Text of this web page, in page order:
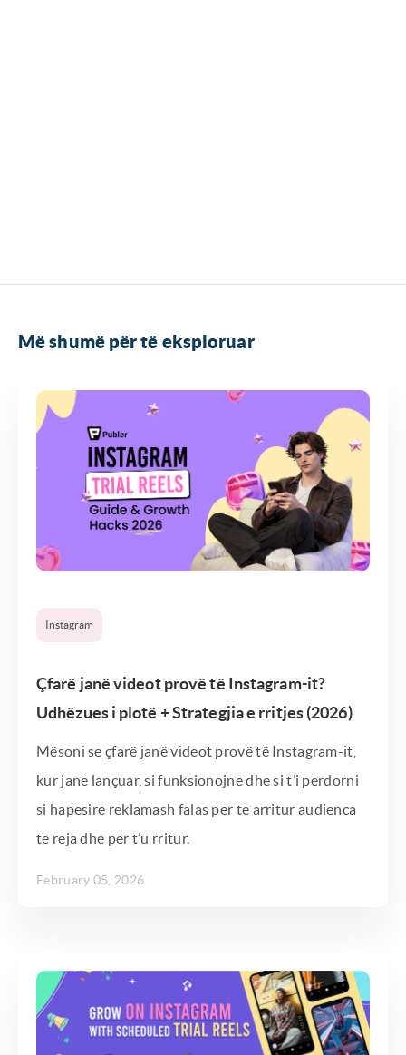
Më shumë për të eksploruar
Instagram
Çfarë janë videot provë të Instagram-it?
Udhëzues i plotë + Strategjia e rritjes (2026)
Mësoni se çfarë janë videot provë të Instagram-it,
kur janë lançuar, si funksionojnë dhe si t’i përdorni
si hapësirë ​​reklamash falas për të arritur audienca
të reja dhe për t’u rritur.
February 05, 2026